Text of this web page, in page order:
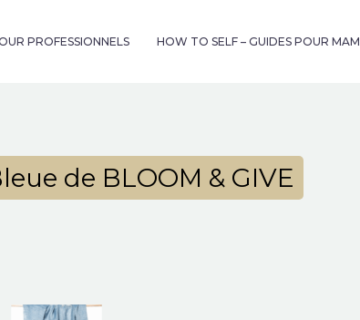
PROFESSIONNELS HOW TO SELF – GUIDES POUR
de BLOOM & GIVE